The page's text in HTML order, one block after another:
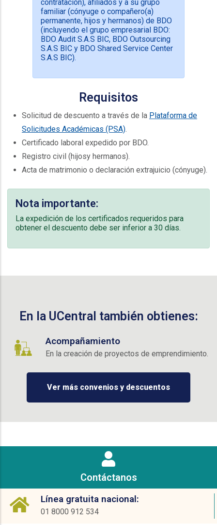
contratación), afiliados y a su grupo
familiar (cónyuge o compañero(a)
permanente, hijos y hermanos) de BDO
(incluyendo el grupo empresarial BDO:
BDO Audit S.A.S BIC, BDO Outsourcing
S.A.S BIC y BDO Shared Service Center
S.A.S BIC).
Requisitos
Solicitud de descuento a través de la Plataforma de
Solicitudes Académicas (PSA).
Certificado laboral expedido por BDO.
Registro civil (hijosy hermanos).
Acta de matrimonio o declaración extrajuicio (cónyuge).
Nota importante:
La expedición de los certificados requeridos para
obtener el descuento debe ser inferior a 30 días.
En la UCentral también obtienes:
Acompañamiento
En la creación de proyectos de emprendimiento.
Ver más convenios y descuentos
Contáctanos
Línea gratuita nacional:
01 8000 912 534